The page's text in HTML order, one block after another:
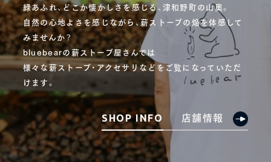
緑あふれ、どこか懐かしさを感じる、津和野町の山奥。
自然の心地よさを感じながら、薪ストーブの焔を体感して
みませんか？
bluebearの薪ストーブ屋さんでは
様々な薪ストーブ・アクセサリなどをご覧になっていただ
けます。
SHOP INFO 店舗情報